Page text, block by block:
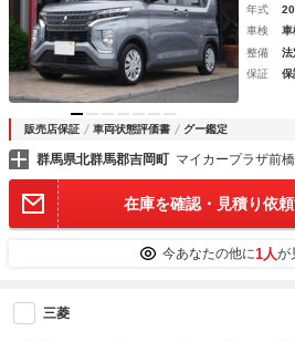
年式
車検
車
整備
法
保証
保
販売店保証 車両状態評価書 グー鑑定
群馬県北群馬郡吉岡町 マイカープラザ前
在庫を確認・見積り依
今あなたの他に1人が
三菱